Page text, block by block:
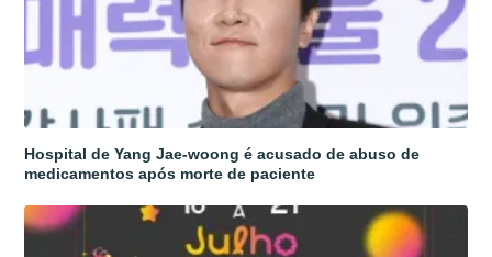
Hospital de Yang Jae-woong é acusado de abuso de
medicamentos após morte de paciente